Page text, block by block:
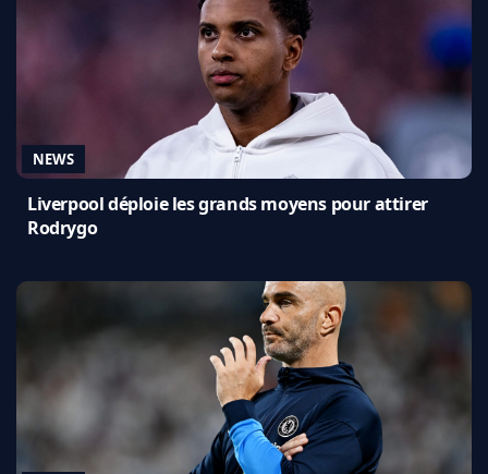
NEWS
Liverpool déploie les grands moyens pour attirer
Rodrygo